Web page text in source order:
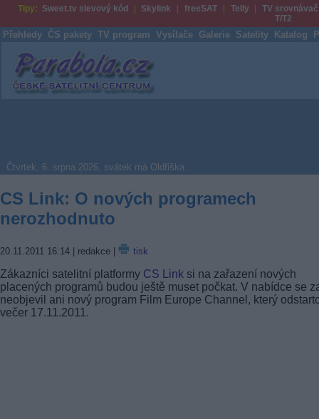
Tipy: Sweet.tv slevový kód Skylink freeSAT Telly
TV srovnávač
T/T2
Přehledy ČS pakety TV program Vysílače Galerie Satelity Katalog
Parabola.cz
Čtvrtek, 6. srpna 2026, svátek má Oldřiška
CS Link: O nových programech
nerozhodnuto
20.11.2011 16:14 | redakce | tisk
Zákazníci satelitní platformy CS Link si na zařazení nových
placených programů budou ještě muset počkat. V nabídce se
neobjevil ani nový program Film Europe Channel, který
večer 17.11.2011.